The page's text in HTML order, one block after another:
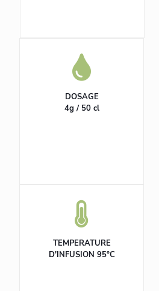
DOSAGE
4g / 50 cl
TEMPERATURE
D'INFUSION 95°C